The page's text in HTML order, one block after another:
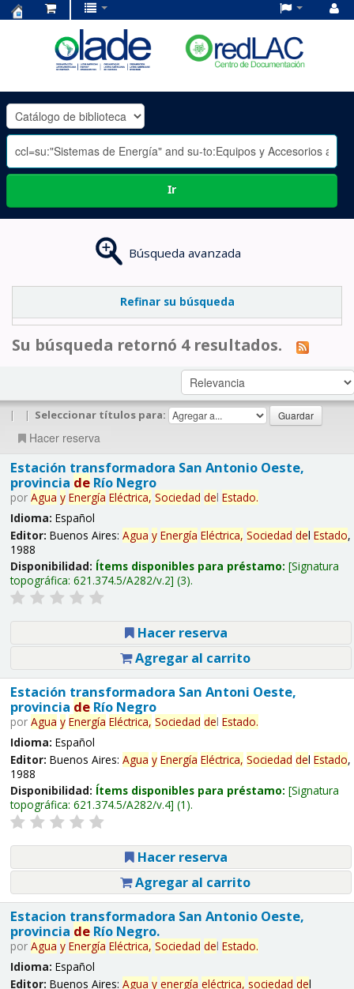
OLADE
-
Ir
Búsqueda avanzada
Refinar su búsqueda
Su búsqueda retornó 4 resultados.
| | Seleccionar títulos para:
Hacer reserva
Estación transformadora San Antonio Oeste,
provincia deRío Negro
por Agua y Energía Eléctrica, Sociedad del Estado.
Idioma: Español
Editor: Buenos Aires: Agua y Energía Eléctrica, Sociedad del Estado,
1988
Disponibilidad: Ítems disponibles para préstamo: Signatura
topográfica: 621.374.5/A282/v.2 (3).
Hacer reserva
Agregar al carrito
Estación transformadora San Antoni Oeste,
provincia deRío Negro
por Agua y Energía Eléctrica, Sociedad del Estado.
Idioma: Español
Editor: Buenos Aires: Agua y Energía Eléctrica, Sociedad del Estado,
1988
Disponibilidad: Ítems disponibles para préstamo: Signatura
topográfica: 621.374.5/A282/v.4 (1).
Hacer reserva
Agregar al carrito
Estacion transformadora San Antonio Oeste,
provincia deRío Negro.
por Agua y Energía Eléctrica, Sociedad del Estado.
Idioma: Español
Editor: Buenos Aires: Agua y energía eléctrica, sociedad del